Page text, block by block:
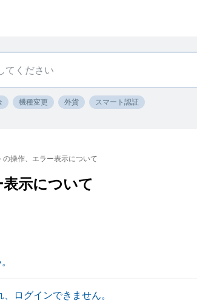
機種変更 外貨 スマート認証
の操作、エラー表示について
示について
ログインできません。